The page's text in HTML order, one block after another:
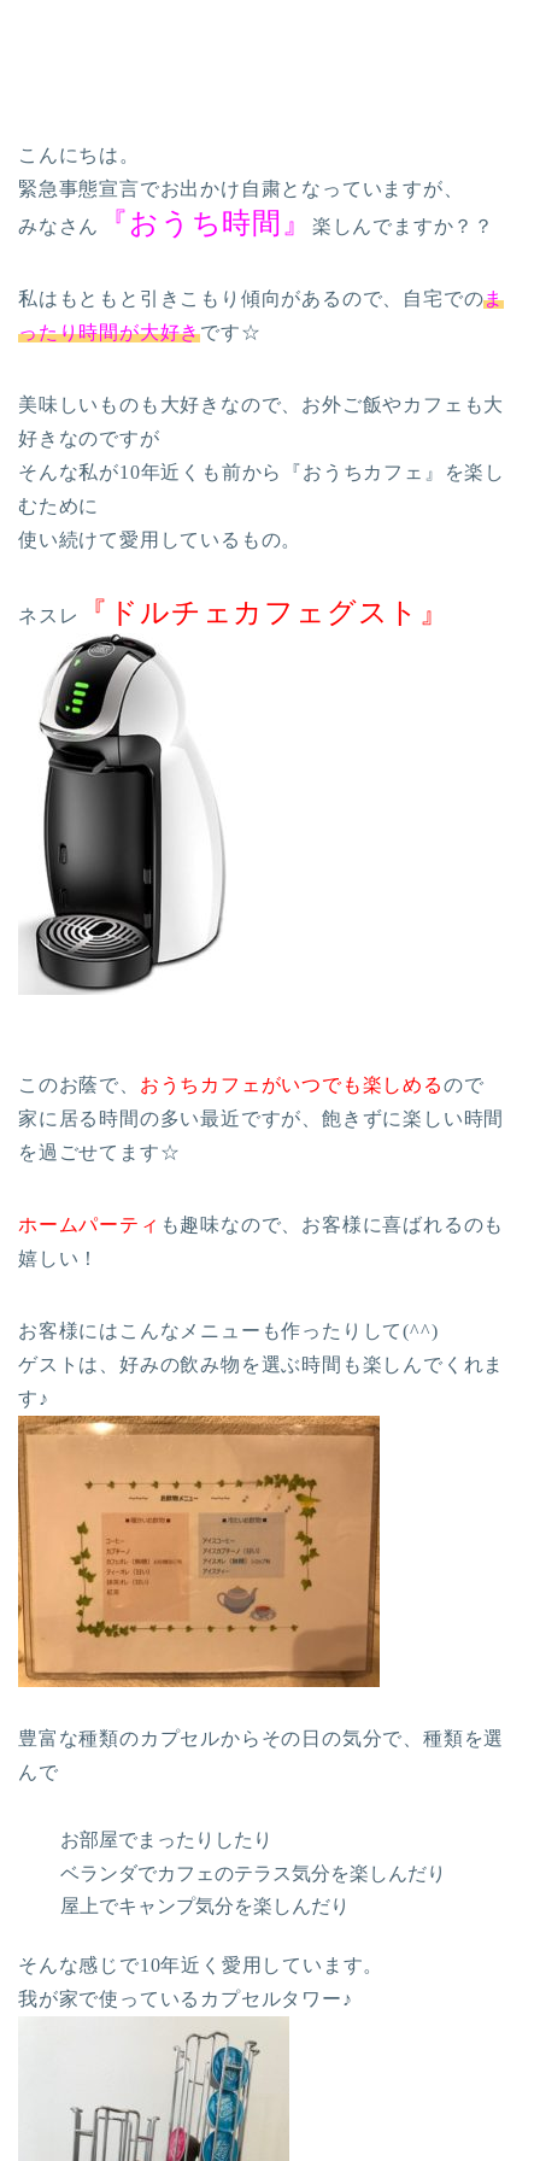
こんにちは。
緊急事態宣言でお出かけ自粛となっていますが、
みなさん
『おうち時間』 楽しんでますか？？
私はもともと引きこもり傾向があるので、自宅でのま
ったり時間が大好きです☆
美味しいものも大好きなので、お外ご飯やカフェも大
好きなのですが
そんな私が10年近くも前から『おうちカフェ』を楽し
むために
使い続けて愛用しているもの。
ネスレ 『ドルチェカフェグスト』
このお蔭で、 おうちカフェがいつでも楽しめるので
家に居る時間の多い最近ですが、飽きずに楽しい時間
を過ごせてます☆
ホームパーティ も趣味なので、お客様に喜ばれるのも
嬉しい！
お客様にはこんなメニューも作ったりして(^^)
ゲストは、好みの飲み物を選ぶ時間も楽しんでくれま
す♪
豊富な種類のカプセルからその日の気分で、種類を選
んで
お部屋でまったりしたり
ベランダでカフェのテラス気分を楽しんだり
屋上でキャンプ気分を楽しんだり
そんな感じで10年近く愛用しています。
我が家で使っているカプセルタワー♪